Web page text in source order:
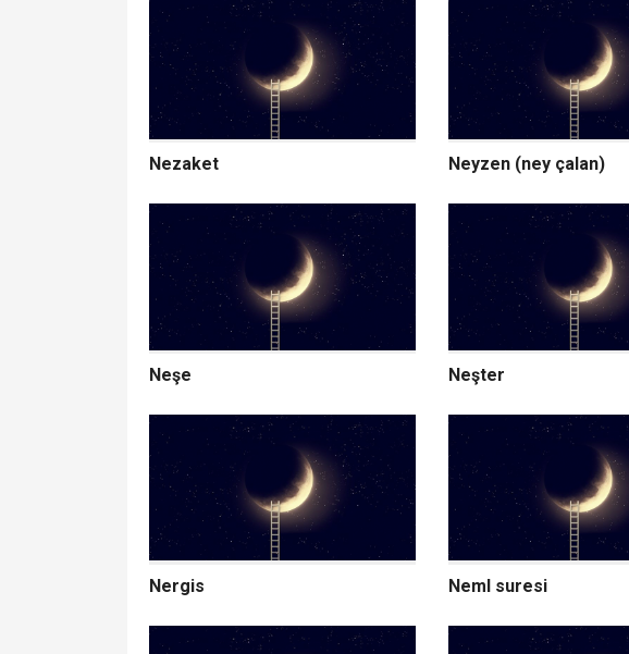
Nezaket Neyzen (ney çalan)
Neşe Neşter
Nergis Neml suresi